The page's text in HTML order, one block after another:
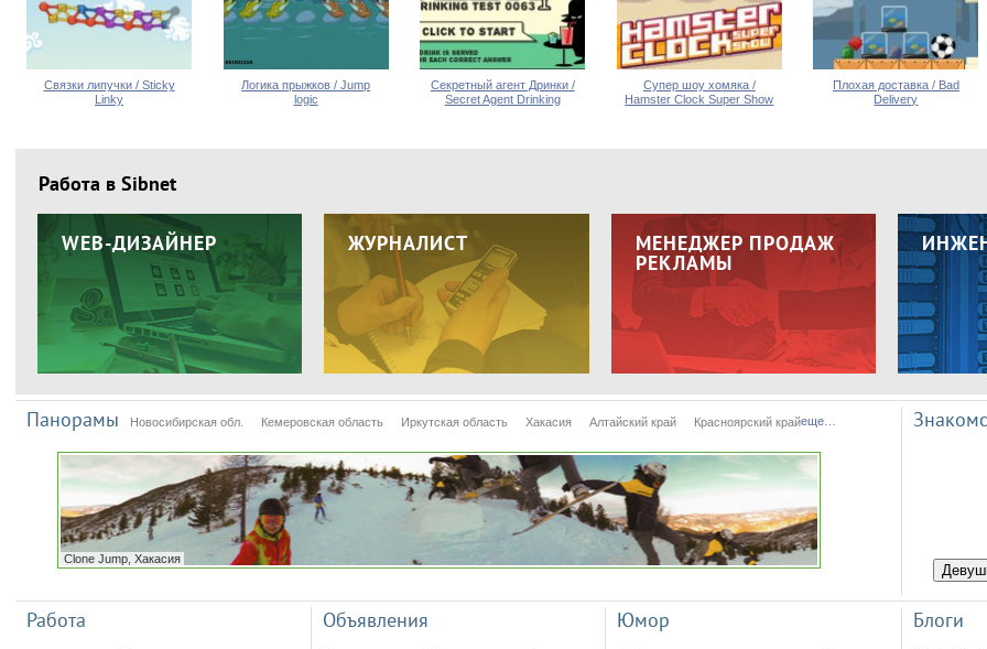
03:08
Домино и коты видео для
очистки разума
Связки липучки / Sticky
Linky
Логика прыжков / Jump
logic
Секретный агент Дринки /
Secret Agent Drinking
Супер шоу хомяка /
Hamster Clock Super Show
Плохая доставка / Bad
Delivery
Работа в Sibnet
WEB-ДИЗАЙНЕР ЖУРНАЛИСТ МЕНЕДЖЕР ПРОДАЖ
РЕКЛАМЫ
Панорамы Новосибирская обл. Кемеровская область Иркутская область Хакасия Алтайский край Красноярский крайеще…
Clone Jump, Хакасия
Работа Объявления Юмор Блоги